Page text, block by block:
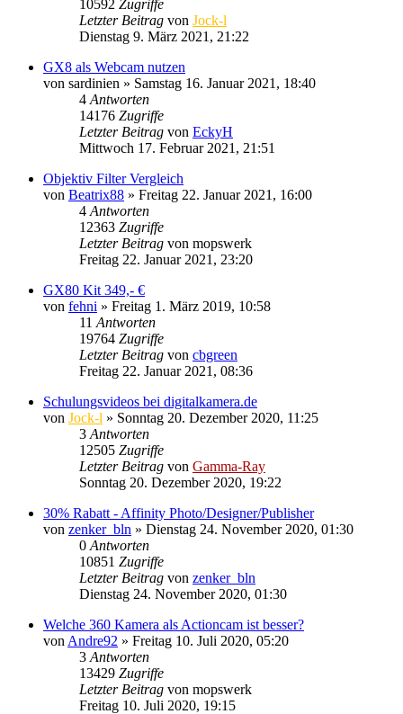
10592 Zugriffe
Letzter Beitrag von Jock-l
Dienstag 9. März 2021, 21:22
GX8 als Webcam nutzen
von sardinien » Samstag 16. Januar 2021, 18:40
4 Antworten
14176 Zugriffe
Letzter Beitrag von EckyH
Mittwoch 17. Februar 2021, 21:51
Objektiv Filter Vergleich
von Beatrix88 » Freitag 22. Januar 2021, 16:00
4 Antworten
12363 Zugriffe
Letzter Beitrag von mopswerk
Freitag 22. Januar 2021, 23:20
GX80 Kit 349,- €
von fehni » Freitag 1. März 2019, 10:58
11 Antworten
19764 Zugriffe
Letzter Beitrag von cbgreen
Freitag 22. Januar 2021, 08:36
Schulungsvideos bei digitalkamera.de
von Jock-l » Sonntag 20. Dezember 2020, 11:25
3 Antworten
12505 Zugriffe
Letzter Beitrag von Gamma-Ray
Sonntag 20. Dezember 2020, 19:22
30% Rabatt - Affinity Photo/Designer/Publisher
von zenker_bln » Dienstag 24. November 2020, 01:30
0 Antworten
10851 Zugriffe
Letzter Beitrag von zenker_bln
Dienstag 24. November 2020, 01:30
Welche 360 Kamera als Actioncam ist besser?
von Andre92 » Freitag 10. Juli 2020, 05:20
3 Antworten
13429 Zugriffe
Letzter Beitrag von mopswerk
Freitag 10. Juli 2020, 19:15